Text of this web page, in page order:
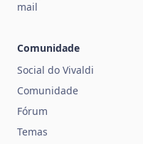
mail
Comunidade
Social do Vivaldi
Comunidade
Fórum
Temas